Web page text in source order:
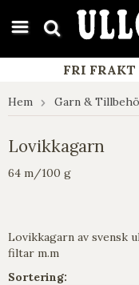
google-site-verification:
FRI
Hem Garn &
Lovikkagarn
64 m/100 g
Lovikkagarn av svensk
filtar m.m
Sortering: